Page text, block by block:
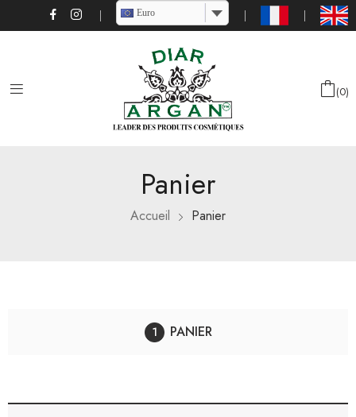
Euro
0
Panier
Accueil Panier
PANIER